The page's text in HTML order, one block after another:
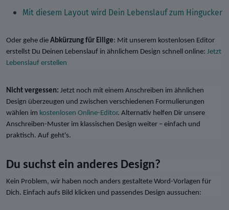
Mit diesem Layout wird Dein Lebenslauf zum Hingucker
Oder gehe die Abkürzung für Eilige: Mit unserem kostenlosen Editor
erstellst Du Deinen Lebenslauf in ähnlichem Design schnell online: Jetzt
Lebenslauf erstellen
Nicht vergessen: Jetzt noch mit einem Anschreiben im ähnlichen
Design überzeugen und zwischen verschiedenen Formulierungen
wählen im kostenlosen Online-Editor. Alternativ helfen Dir unsere
Anschreiben-Muster im klassischen Design weiter – einfach und
praktisch. Auf geht's.
Du suchst ein anderes Design?
Kein Problem, wir haben noch anders gestaltete Word-Vorlagen für
Dich. Einfach aufs Bild klicken und passendes Design aussuchen: